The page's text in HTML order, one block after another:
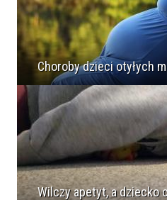
Choroby dzieci otyłych
Wilczy apetyt, a dziecko